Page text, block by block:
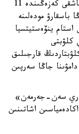
كاسىبي فۋتبولدى كوممەرسيالاندىرۋدىڭ العاشقى كەزەڭىندە 11
باسقارۋ مودەلىنە
تەڭگەدەن استام ينۆەستيتسيا
تاعى 8 كاسىبي كلۋبتى
قارجىلىق
جاڭا سەرپىن
«پاري سەن-جەرمەن»
اشاتىنىن